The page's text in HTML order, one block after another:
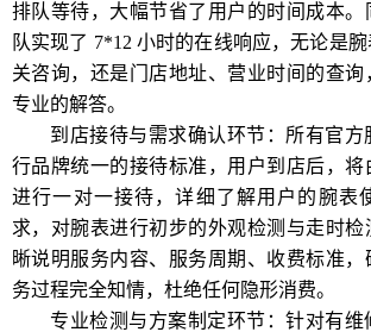
排队等待，大幅节省了用户的时间成本。
队实现了 7*12 小时的在线响应，无论是
关咨询，还是门店地址、营业时间的查询
专业的解答。
到店接待与需求确认环节：所有官方
行品牌统一的接待标准，用户到店后，将
进行一对一接待，详细了解用户的腕表
求，对腕表进行初步的外观检测与走时
晰说明服务内容、服务周期、收费标准，
务过程完全知情，杜绝任何隐形消费。
专业检测与方案制定环节：针对有维